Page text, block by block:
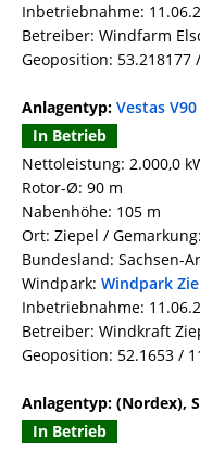
Inbetriebnahme:
Betreiber: Windfarm
Geoposition: 53.218177
Anlagentyp: Vestas
In Betrieb
Nettoleistung: 2.000,0
Rotor-Ø: 90 m
Nabenhöhe: 105 m
Ort: Ziepel /
Bundesland: Sachsen-
Windpark: Windpark
Inbetriebnahme:
Betreiber: Windkraft
Geoposition: 52.1653 /
Anlagentyp: (Nordex),
In Betrieb